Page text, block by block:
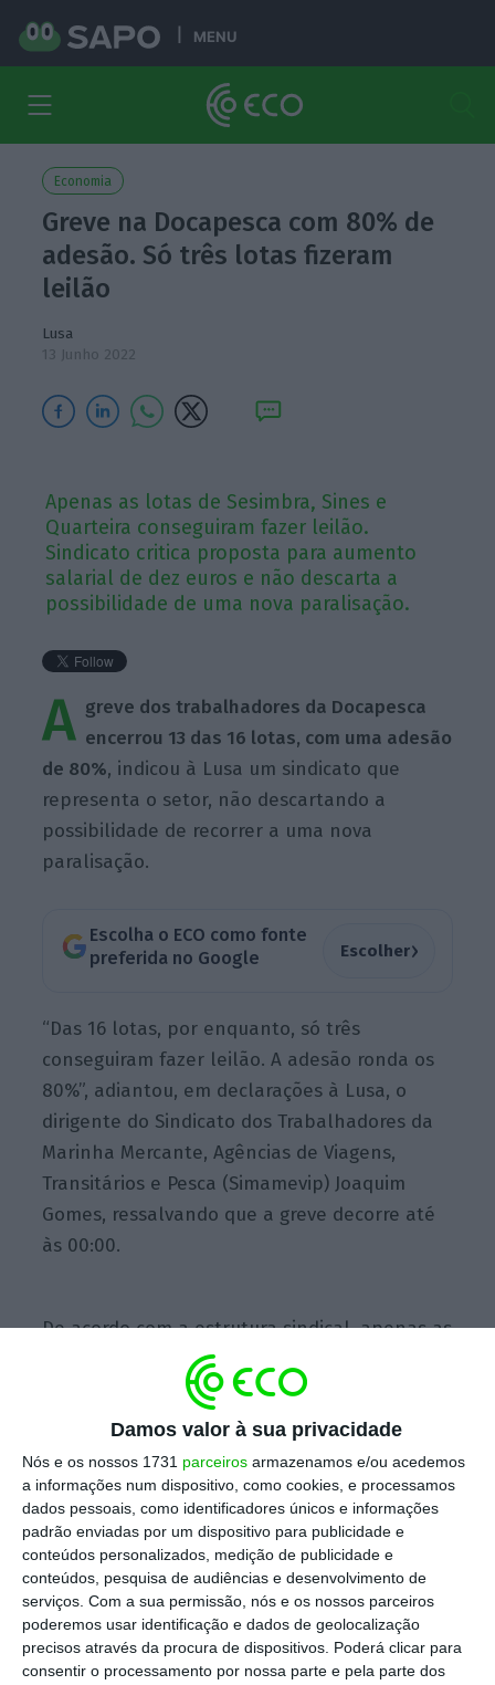
Damos valor à sua privacidade
Nós e os nossos 1731 parceiros armazenamos e/ou acedemos
a informações num dispositivo, como cookies, e processamos
dados pessoais, como identificadores únicos e informações
padrão enviadas por um dispositivo para publicidade e
conteúdos personalizados, medição de publicidade e
conteúdos, pesquisa de audiências e desenvolvimento de
serviços. Com a sua permissão, nós e os nossos parceiros
poderemos usar identificação e dados de geolocalização
precisos através da procura de dispositivos. Poderá clicar para
consentir o processamento por nossa parte e pela parte dos
MENU
Economia
Greve na Docapesca com 80% de
adesão. Só três lotas fizeram
leilão
Lusa
13 Junho 2022
Apenas as lotas de Sesimbra, Sines e
Quarteira conseguiram fazer leilão.
Sindicato critica proposta para aumento
salarial de dez euros e não descarta a
possibilidade de uma nova paralisação.
A greve dos trabalhadores da Docapesca
encerrou 13 das 16 lotas, com uma adesão
de 80%, indicou à Lusa um sindicato que
representa o setor, não descartando a
possibilidade de recorrer a uma nova
paralisação.
Escolha o ECO como fonte
preferida no Google
Escolher›
“Das 16 lotas, por enquanto, só três
conseguiram fazer leilão. A adesão ronda os
80%”, adiantou, em declarações à Lusa, o
dirigente do Sindicato dos Trabalhadores da
Marinha Mercante, Agências de Viagens,
Transitários e Pesca (Simamevip) Joaquim
Gomes, ressalvando que a greve decorre até
às 00:00.
De acordo com a estrutura sindical, apenas as
lotas de Sesimbra, Sines e Quarteira
conseguiram fazer leilão.
Joaquim Gomes disse ainda que,
até ao
momento, o sindicato não recebeu qualquer
resposta por parte da Docapesca às
reivindicações dos trabalhadores, não
descartando, por isso, a possibilidade de
recorrer a uma nova greve.
“Vamos reunir e esperar para ver o que a